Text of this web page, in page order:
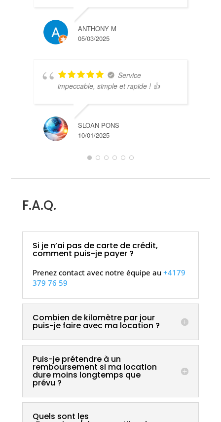
ANTHONY M
05/03/2025
Service
impeccable, simple et rapide ! 👍
SLOAN PONS
10/01/2025
F.A.Q.
Si je n’ai pas de carte de crédit,
comment puis-je payer ?
Prenez contact avec notre équipe au +4179
379 76 59
Combien de kilomètre par jour
puis-je faire avec ma location ?
Puis-je prétendre à un
remboursement si ma location
dure moins longtemps que
prévu ?
Quels sont les